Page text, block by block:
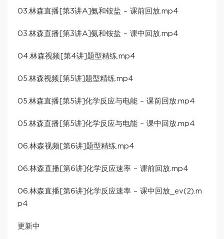
03.林森直播[第3讲A]氨和铵盐 – 课前回放.mp4
03.林森直播[第3讲A]氨和铵盐 – 课中回放.mp4
04.林森视频[第4讲]题型精练.mp4
05.林森视频[第5讲]题型精练.mp4
05.林森直播[第5讲]化学反应与电能 – 课前回放.mp4
05.林森直播[第5讲]化学反应与电能 – 课中回放.mp4
06.林森视频[第6讲]题型精练.mp4
06.林森直播[第6讲]化学反应速率 – 课前回放.mp4
06.林森直播[第6讲]化学反应速率 – 课中回放_ev(2).m
p4
更新中